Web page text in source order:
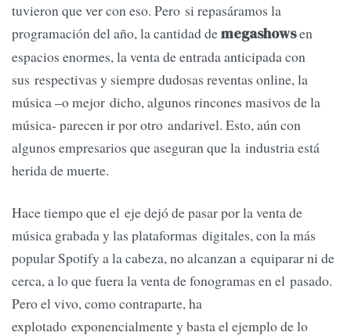
tuvieron que ver con eso. Pero si repasáramos la
programación del año, la cantidad demegashowsen
espacios enormes, la venta de entrada anticipada con
sus respectivas y siempre dudosas reventas online, la
música –o mejor dicho, algunos rincones masivos de la
música- parecen ir por otro andarivel. Esto, aún con
algunos empresarios que aseguran que la industria está
herida de muerte.
Hace tiempo que el eje dejó de pasar por la venta de
música grabada y las plataformas digitales, con la más
popular Spotify a la cabeza, no alcanzan a equiparar ni de
cerca, a lo que fuera la venta de fonogramas en el pasado.
Pero el vivo, como contraparte, ha
explotado exponencialmente y basta el ejemplo de lo